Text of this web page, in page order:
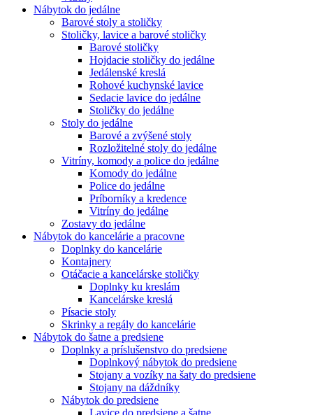
Nábytok do jedálne
Barové stoly a stoličky
Stoličky, lavice a barové stoličky
Barové stoličky
Hojdacie stoličky do jedálne
Jedálenské kreslá
Rohové kuchynské lavice
Sedacie lavice do jedálne
Stoličky do jedálne
Stoly do jedálne
Barové a zvýšené stoly
Rozložitelné stoly do jedálne
Vitríny, komody a police do jedálne
Komody do jedálne
Police do jedálne
Príborníky a kredence
Vitríny do jedálne
Zostavy do jedálne
Nábytok do kancelárie a pracovne
Doplnky do kancelárie
Kontajnery
Otáčacie a kancelárske stoličky
Doplnky ku kreslám
Kancelárske kreslá
Písacie stoly
Skrinky a regály do kancelárie
Nábytok do šatne a predsiene
Doplnky a príslušenstvo do predsiene
Doplnkový nábytok do predsiene
Stojany a vozíky na šaty do predsiene
Stojany na dáždníky
Nábytok do predsiene
Lavice do predsiene a šatne